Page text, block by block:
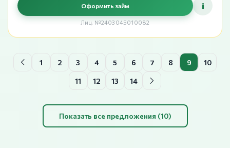
Оформить займ i
Лиц. №2403045010082
1 2 3 4 5 6 7 8 9 10
11 12 13 14
Показать все предложения (10)